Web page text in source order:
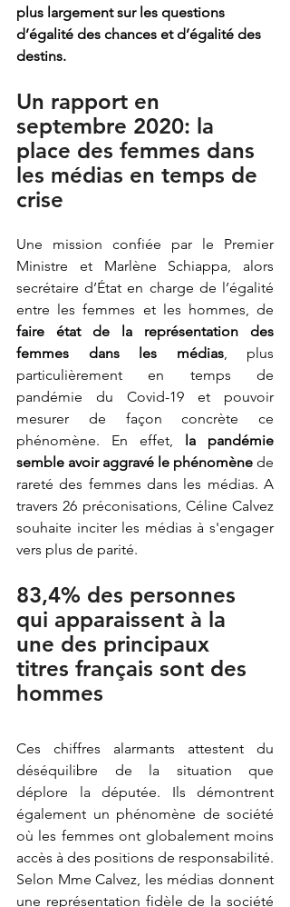
plus largement sur les questions
d’égalité des chances et d’égalité des
destins.
Un rapport en
septembre 2020: la
place des femmes dans
les médias en temps de
crise
Une mission confiée par le Premier
Ministre et Marlène Schiappa, alors
secrétaire d’État en charge de l’égalité
faire état de la représentation des
femmes dans les médias, plus
particulièrement en temps de
pandémie du Covid-19 et pouvoir
mesurer de façon concrète ce
phénomène. En effet, la pandémie
semble avoir aggravé le phénomène de
rareté des femmes dans les médias. A
travers 26 préconisations, Céline Calvez
souhaite inciter les médias à s'engager
vers plus de parité.
83,4% des personnes
qui apparaissent à la
une des principaux
titres français sont des
hommes
Ces chiffres alarmants attestent du
déséquilibre de la situation que
déplore la députée. Ils démontrent
également un phénomène de société
où les femmes ont globalement moins
Selon Mme Calvez, les médias donnent
une représentation fidèle de la société